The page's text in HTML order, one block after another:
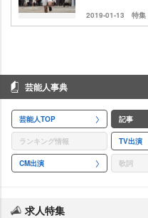
2019-01-13 特集
芸能人事典
芸能人TOP 記事
ランキング情報 TV出演
CM出演 歌詞
求人特集